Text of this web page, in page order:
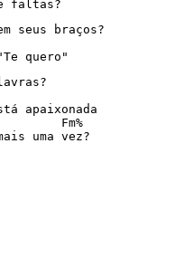
faltas?
seus braços?
quero"
apaixonada
Fm%
uma vez?